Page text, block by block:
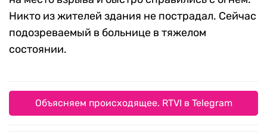
Никто из жителей здания не пострадал. Сейчас
подозреваемый в больнице в тяжелом
состоянии.
Объясняем происходящее. RTVI в Telegram